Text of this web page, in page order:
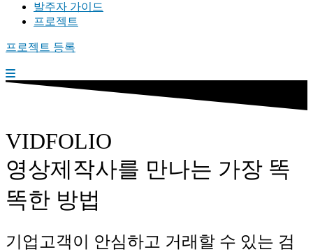
발주자 가이드
프로젝트
프로젝트 등록
VIDFOLIO
영상제작사를 만나는 가장 똑
똑한 방법
기업고객이 안심하고 거래할 수 있는 검